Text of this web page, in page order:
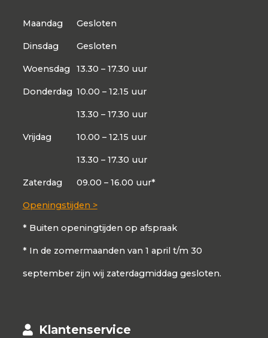
Maandag Gesloten
Dinsdag Gesloten
Woensdag 13.30 – 17.30 uur
Donderdag 10.00 – 12.15 uur
13.30 – 17.30 uur
Vrijdag 10.00 – 12.15 uur
13.30 – 17.30 uur
Zaterdag 09.00 – 16.00 uur*
Openingstijden >
* Buiten openingtijden op afspraak
* In de zomermaanden van 1 april t/m 30
september zijn wij zaterdagmiddag gesloten.
Klantenservice